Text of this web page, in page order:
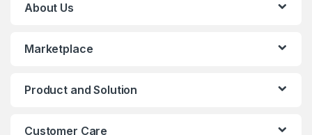
About Us
Marketplace
Product and Solution
Customer Care